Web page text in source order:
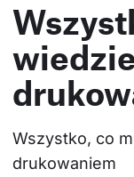
Wszystko, co
drukowaniem